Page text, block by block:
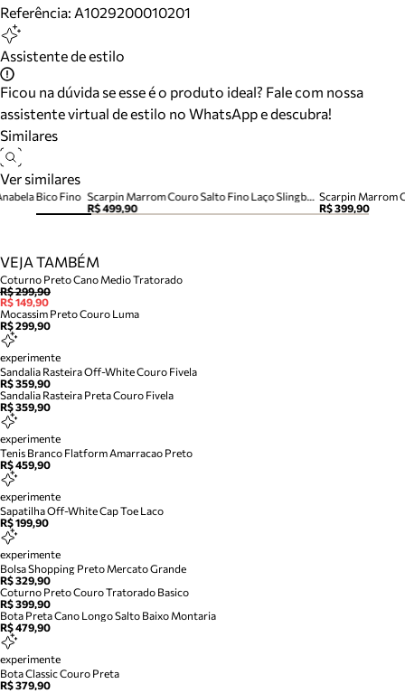
Referência: A1029200010201
Assistente de estilo
Ficou na dúvida se esse é o produto ideal? Fale com nossa
assistente virtual de estilo no WhatsApp e descubra!
Similares
Ver similares
Scarpin Marrom Couro Salto Fino Laço Slingback
R$ 499,90
Scarpin Marrom
R$ 399,90
Bico Fino
VEJA TAMBÉM
Coturno Preto Cano Medio Tratorado
R$ 299,90
R$ 149,90
Mocassim Preto Couro Luma
R$ 299,90
experimente
Sandalia Rasteira Off-White Couro Fivela
R$ 359,90
Sandalia Rasteira Preta Couro Fivela
R$ 359,90
experimente
Tenis Branco Flatform Amarracao Preto
R$ 459,90
experimente
Sapatilha Off-White Cap Toe Laco
R$ 199,90
experimente
Bolsa Shopping Preto Mercato Grande
R$ 329,90
Coturno Preto Couro Tratorado Basico
R$ 399,90
Bota Preta Cano Longo Salto Baixo Montaria
R$ 479,90
experimente
Bota Classic Couro Preta
R$ 379,90